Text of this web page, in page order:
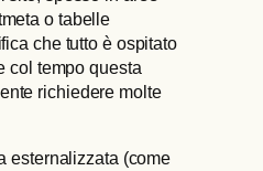
o tabelle
che tutto è ospitato
col tempo questa
richiedere molte
esternalizzata (come